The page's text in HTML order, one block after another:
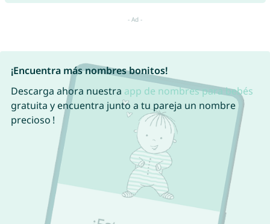
¡Encuentra más nombres bonitos!
Descarga ahora nuestra app de nombres para bebés
gratuita y encuentra junto a tu pareja un nombre
precioso !